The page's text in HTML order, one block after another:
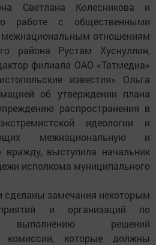
Светлана Колесникова и
работе с общественными
отношениям
района Рустам Хуснуллин,
филиала ОАО «Татмедиа»
известия» Ольга
об утверждении плана
распространения в
идеологии и
межнациональную и
вражду, выступила начальник
исполкома муниципального
сделаны замечания некоторым
и организаций по
выполнению решений
комиссии, которые должны